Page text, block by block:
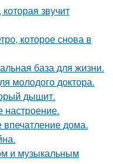
звучит
которое снова в
база для жизни.
молодого доктора.
дышит.
настроение.
дома.
и музыкальным